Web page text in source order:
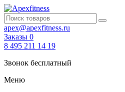
apex@apexfitness.ru
Заказы 0
8 495 211 14 19
Звонок бесплатный
Меню